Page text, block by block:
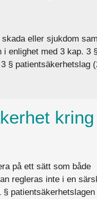
eller sjukdom
enlighet med 3 kap. 3
§ patientsäkerhetslag
kring
på ett sätt som både
regleras inte i en
patientsäkerhetslagen